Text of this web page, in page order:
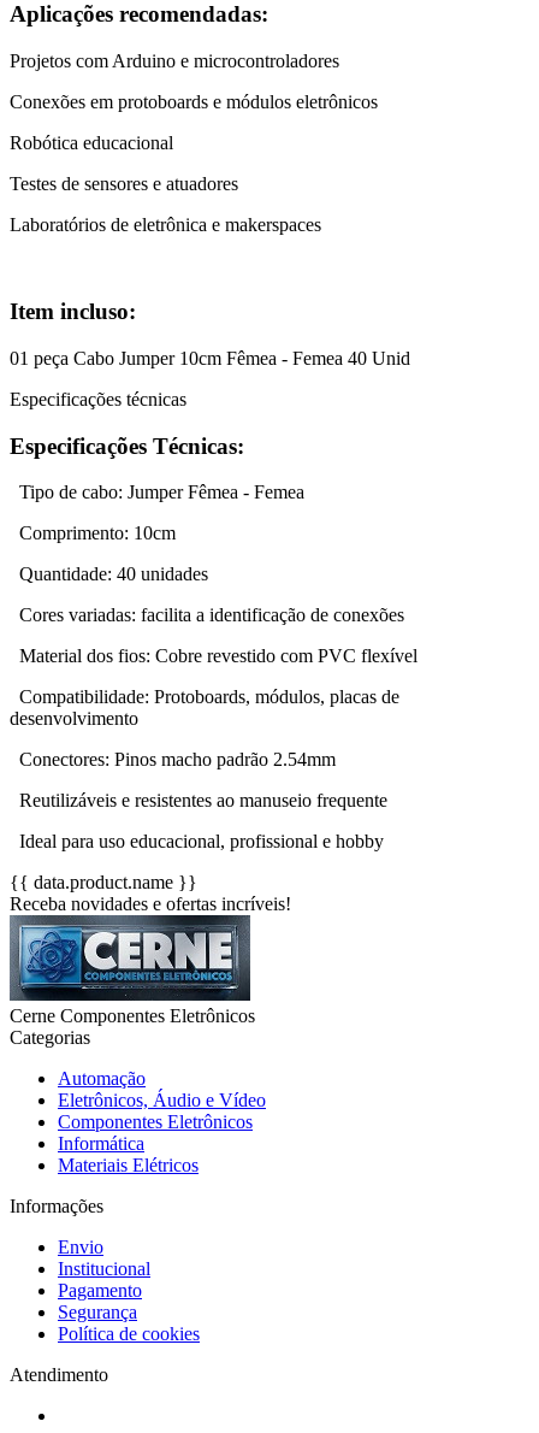
Aplicações recomendadas:
Projetos com Arduino e microcontroladores
Conexões em protoboards e módulos eletrônicos
Robótica educacional
Testes de sensores e atuadores
Laboratórios de eletrônica e makerspaces
Item incluso:
01 peça Cabo Jumper 10cm Fêmea - Femea 40 Unid
Especificações técnicas
Especificações Técnicas:
Tipo de cabo: Jumper Fêmea - Femea
Comprimento: 10cm
Quantidade: 40 unidades
Cores variadas: facilita a identificação de conexões
Material dos fios: Cobre revestido com PVC flexível
Compatibilidade: Protoboards, módulos, placas de
desenvolvimento
Conectores: Pinos macho padrão 2.54mm
Reutilizáveis e resistentes ao manuseio frequente
Ideal para uso educacional, profissional e hobby
{{ data.product.name }}
Receba novidades e ofertas incríveis!
Cerne Componentes Eletrônicos
Categorias
Automação
Eletrônicos, Áudio e Vídeo
Componentes Eletrônicos
Informática
Materiais Elétricos
Informações
Envio
Institucional
Pagamento
Segurança
Política de cookies
Atendimento